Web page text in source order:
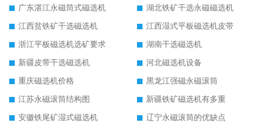
广东湛江永磁筒式磁选机
湖北铁矿干选永磁磁选机
江西贫铁矿干选磁选机
江西湿式平板磁选机皮带
浙江平板磁选机选矿要求
湖南干选磁选机
新疆皮带干选磁选机
河北磁选机设备
重庆磁选机价格
黑龙江强磁永磁滚筒
江苏永磁滚筒结构图
新疆铁矿磁选机有多重
安徽铁尾矿湿式磁选机
辽宁永磁滚筒的优缺点